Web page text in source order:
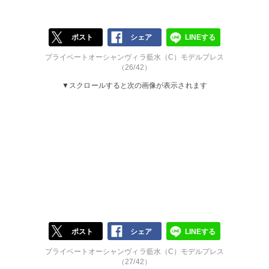
ポスト シェア LINEする
プライベートオーシャンヴィラ藍水（C）モデルプレス
（26/42）
▼スクロールすると次の画像が表示されます
ポスト シェア LINEする
プライベートオーシャンヴィラ藍水（C）モデルプレス
（27/42）